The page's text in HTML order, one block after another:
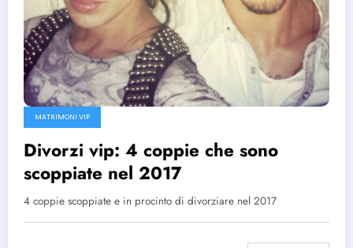
MATRIMONI VIP
Divorzi vip: 4 coppie che sono
scoppiate nel 2017
4 coppie scoppiate e in procinto di divorziare nel 2017